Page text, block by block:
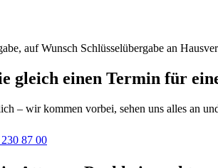
auf Wunsch Schlüsselübergabe an
gleich einen Termin für
– wir kommen vorbei, sehen uns alles an
87 00